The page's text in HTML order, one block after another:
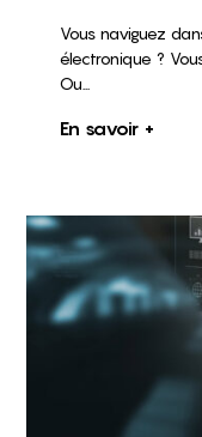
Vous naviguez
électronique ?
Ou...
En savoir +